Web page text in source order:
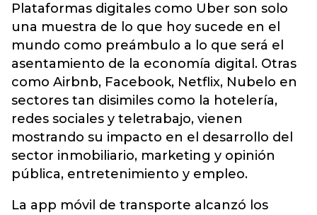
Plataformas digitales como Uber son solo
una muestra de lo que hoy sucede en el
mundo como preámbulo a lo que será el
asentamiento de la economía digital. Otras
como Airbnb, Facebook, Netflix, Nubelo en
sectores tan disimiles como la hotelería,
redes sociales y teletrabajo, vienen
mostrando su impacto en el desarrollo del
sector inmobiliario, marketing y opinión
pública, entretenimiento y empleo.
La app móvil de transporte alcanzó los